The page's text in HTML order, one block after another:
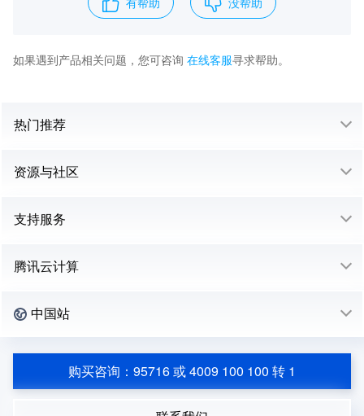
如果遇到产品相关问题，您可咨询 在线客服寻求帮助。
热门推荐
资源与社区
支持服务
腾讯云计算
中国站
购买咨询：95716 或 4009 100 100 转 1